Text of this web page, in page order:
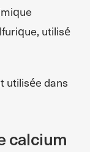
utilisé
utilisée dans
calcium